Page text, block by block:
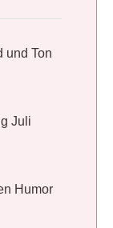
und Ton
Juli
Humor